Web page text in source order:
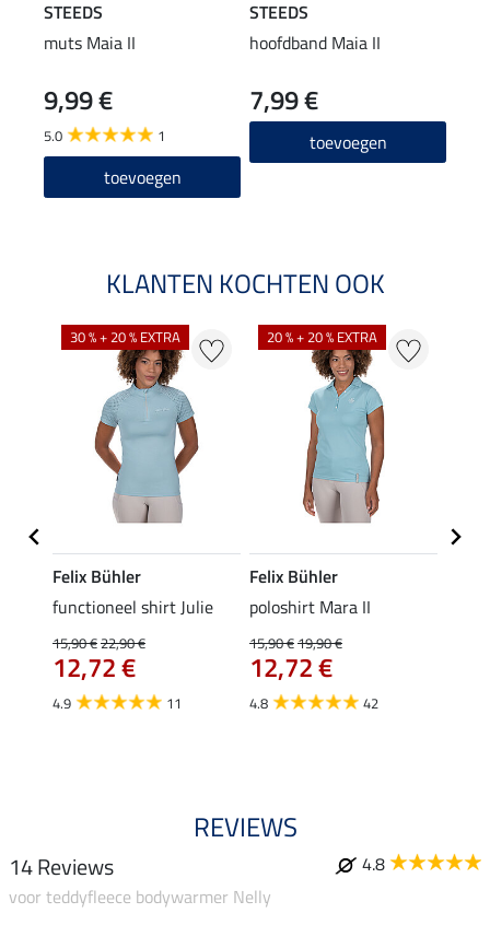
STEEDS
muts Maia II
9,99 €
5.0 1
toevoegen
STEEDS
hoofdband Maia II
7,99 €
toevoegen
KLANTEN KOCHTEN OOK
30 % + 20 % EXTRA
Felix Bühler
functioneel shirt Julie
15,90 €22,90 €
12,72 €
4.9 11
20 % + 20 % EXTRA
Felix Bühler
poloshirt Mara II
15,90 €19,90 €
12,72 €
4.8 42
REVIEWS
14 Reviews
4.8
voor teddyfleece bodywarmer Nelly